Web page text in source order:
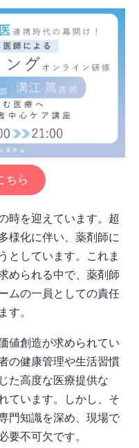
ちら
時を迎えています。超
様化に伴い、薬剤師に
としています。これま
められる中で、薬剤師
ムの一員としての責任
す。
値創造が求められてい
の健康管理や生活習慣
た高度な医療提供な
ています。しかし、そ
門知識を深め、現場で
要不可欠です。